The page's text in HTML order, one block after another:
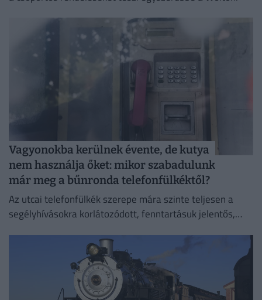
Vagyonokba kerülnek évente, de kutya
nem használja őket: mikor szabadulunk
már meg a bűnronda telefonfülkéktől?
Az utcai telefonfülkék szerepe mára szinte teljesen a
segélyhívásokra korlátozódott, fenntartásuk jelentős,